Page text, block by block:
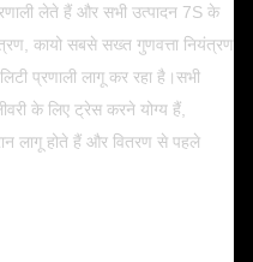
लेते हैं और सभी उत्पादन 7S के
कायो सबसे सख्त गुणवत्ता नियंत्रण
प्रणाली लागू कर रहा है।सभी
के लिए ट्रेस करने योग्य हैं,
लागू होते हैं और वितरण से पहले